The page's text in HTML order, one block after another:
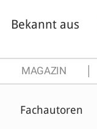
Bekannt aus
MAGAZIN
Fachautoren